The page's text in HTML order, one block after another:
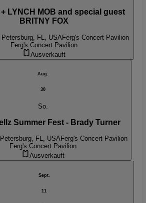
LYNCH MOB and special guest
BRITNY FOX
FL, USAFerg's Concert Pavilion
Ferg's Concert Pavilion
Ausverkauft
Aug.
30
So.
Summer Fest - Brady Turner
FL, USAFerg's Concert Pavilion
Ferg's Concert Pavilion
Ausverkauft
Sept.
11